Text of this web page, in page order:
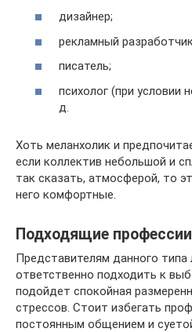
дизайнер;
рекламный
писатель;
психолог (при условии
д.
Хоть меланхолик и
если коллектив небольшой и
так сказать, атмосферой, то
него комфортные.
Подходящие профессии
Представителям данного типа
ответственно подходить к
подойдет спокойная
стрессов. Стоит избегать
постоянным общением и